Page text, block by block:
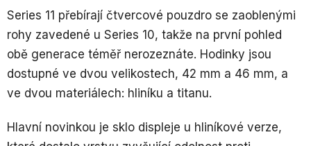
Series 11 přebírají čtvercové pouzdro se zaoblenými
rohy zavedené u Series 10, takže na první pohled
obě generace téměř nerozeznáte. Hodinky jsou
dostupné ve dvou velikostech, 42 mm a 46 mm, a
ve dvou materiálech: hliníku a titanu.
Hlavní novinkou je sklo displeje u hliníkové verze,